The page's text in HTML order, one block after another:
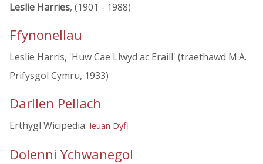
Leslie Harries, (1901 - 1988)
Ffynonellau
Leslie Harris, 'Huw Cae Llwyd ac Eraill' (traethawd M.A.
Prifysgol Cymru, 1933)
Darllen Pellach
Erthygl Wicipedia: Ieuan Dyfi
Dolenni Ychwanegol